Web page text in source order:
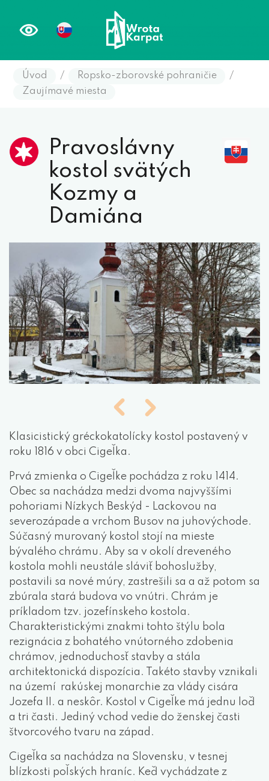
Úvod / Ropsko-zborovské pohraničie
/
Zaujímavé miesta
Pravoslávny
kostol svätých
Kozmy a
Damiána
Klasicistický gréckokatolícky kostol postavený v
roku 1816 v obci Cigeľka.
Prvá zmienka o Cigeľke pochádza z roku 1414.
Obec sa nachádza medzi dvoma najvyššími
pohoriami Nízkych Beskýd - Lackovou na
severozápade a vrchom Busov na juhovýchode.
Súčasný murovaný kostol stojí na mieste
bývalého chrámu. Aby sa v okolí dreveného
kostola mohli neustále sláviť bohoslužby,
postavili sa nové múry, zastrešili sa a až potom sa
zbúrala stará budova vo vnútri. Chrám je
príkladom tzv. jozefínskeho kostola.
Charakteristickými znakmi tohto štýlu bola
rezignácia z bohatého vnútorného zdobenia
chrámov, jednoduchosť stavby a stála
architektonická dispozícia. Takéto stavby vznikali
na území rakúskej monarchie za vlády cisára
Jozefa II. a neskôr. Kostol v Cigeľke má jednu loď
a tri časti. Jediný vchod vedie do ženskej časti
štvorcového tvaru na západ.
Cigeľka sa nachádza na Slovensku, v tesnej
blízkosti poľských hraníc. Keď vychádzate z